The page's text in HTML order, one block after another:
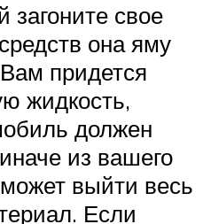
загоните свое
она яму
придется
жидкость,
должен
из вашего
выйти весь
Если